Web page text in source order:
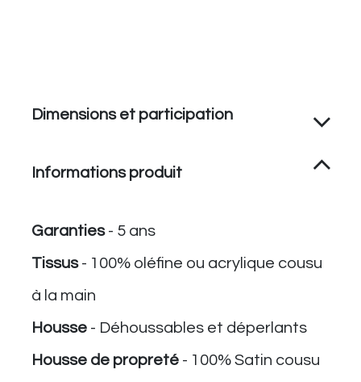
Dimensions et participation
Informations produit
Garanties- 5 ans
Tissus- 100% oléfine ou acrylique cousu
à la main
Housse ​ - Déhoussables et déperlants
Housse de propreté - 100% Satin cousu